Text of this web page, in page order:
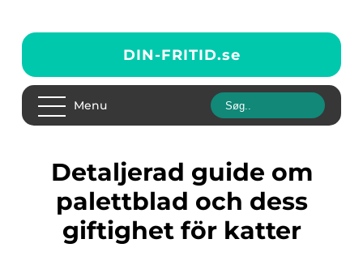
DIN-FRITID.se
Menu
Detaljerad guide om
palettblad och dess
giftighet för katter